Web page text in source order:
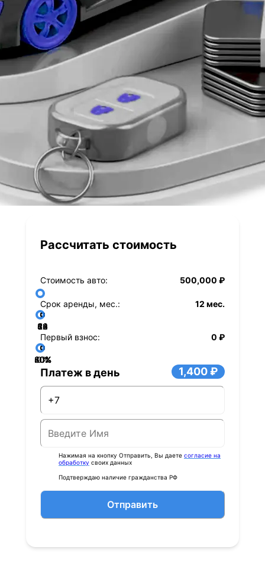
Рассчитать стоимость
Стоимость авто: 500,000 ₽
Срок аренды, мес.: 12 мес.
12
24
36
48
60
72
84
Первый взнос:
0 ₽
0%
20%
40%
60%
80%
Платеж в день 1,400 ₽
Нажимая на кнопку Отправить, Вы даете согласие на
обработку своих данных
Подтверждаю наличие гражданства РФ
Отправить